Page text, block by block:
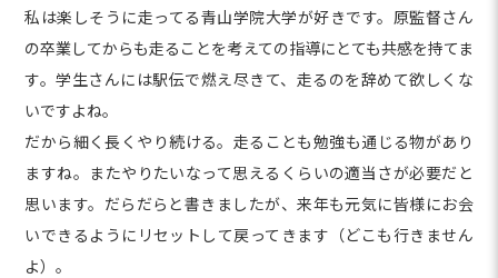
私は楽しそうに走ってる青山学院大学が好きです。原監督さん
の卒業してからも走ることを考えての指導にとても共感を持てま
す。学生さんには駅伝で燃え尽きて、走るのを辞めて欲しくな
いですよね。
だから細く長くやり続ける。走ることも勉強も通じる物があり
ますね。またやりたいなって思えるくらいの適当さが必要だと
思います。だらだらと書きましたが、来年も元気に皆様にお会
いできるようにリセットして戻ってきます（どこも行きません
よ）。